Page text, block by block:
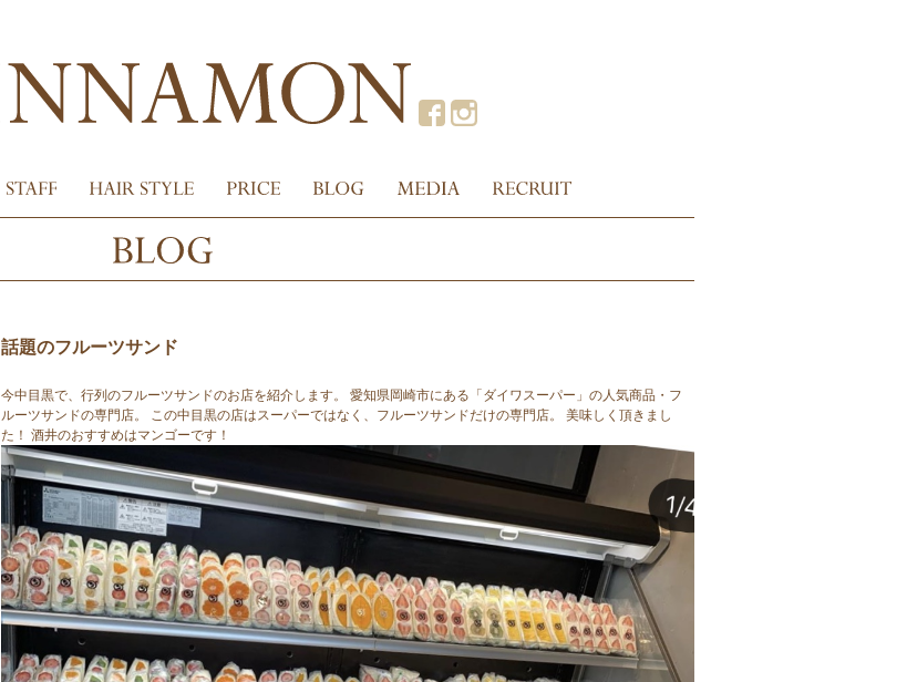
話題のフルーツサンド
今中目黒で、行列のフルーツサンドのお店を紹介します。 愛知県岡崎市にある「ダイワスーパー」の人気商品・フ
ルーツサンドの専門店。 この中目黒の店はスーパーではなく、フルーツサンドだけの専門店。 美味しく頂きまし
た！ 酒井のおすすめはマンゴーです！